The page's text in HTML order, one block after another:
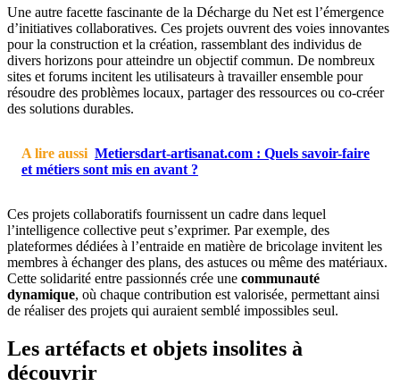
Une autre facette fascinante de la Décharge du Net est l’émergence
d’initiatives collaboratives. Ces projets ouvrent des voies innovantes
pour la construction et la création, rassemblant des individus de
divers horizons pour atteindre un objectif commun. De nombreux
sites et forums incitent les utilisateurs à travailler ensemble pour
résoudre des problèmes locaux, partager des ressources ou co-créer
des solutions durables.
A lire aussi Metiersdart-artisanat.com : Quels savoir-faire
et métiers sont mis en avant ?
Ces projets collaboratifs fournissent un cadre dans lequel
l’intelligence collective peut s’exprimer. Par exemple, des
plateformes dédiées à l’entraide en matière de bricolage invitent les
membres à échanger des plans, des astuces ou même des matériaux.
Cette solidarité entre passionnés crée une communauté
dynamique, où chaque contribution est valorisée, permettant ainsi
de réaliser des projets qui auraient semblé impossibles seul.
Les artéfacts et objets insolites à
découvrir